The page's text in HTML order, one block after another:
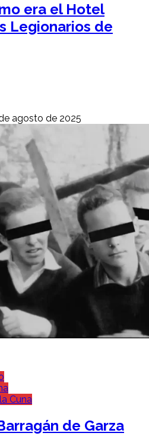
era el Hotel
Legionarios de
agosto de 2025
Cuna
de Garza